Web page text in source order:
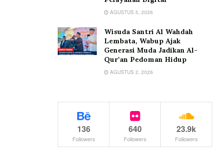
AGUSTUS 5, 2026
Wisuda Santri Al Wahdah
Lembata, Wabup Ajak
Generasi Muda Jadikan Al-
Qur’an Pedoman Hidup
AGUSTUS 2, 2026
136
Followers
640
Followers
23.9k
Followers